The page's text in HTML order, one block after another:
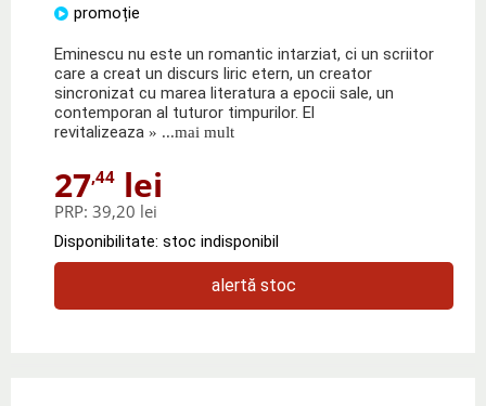
promoție
Eminescu nu este un romantic intarziat, ci un scriitor
care a creat un discurs liric etern, un creator
sincronizat cu marea literatura a epocii sale, un
contemporan al tuturor timpurilor. El
revitalizeaza » ...mai mult
27,44 lei
PRP: 39,20 lei
Disponibilitate: stoc indisponibil
alertă stoc